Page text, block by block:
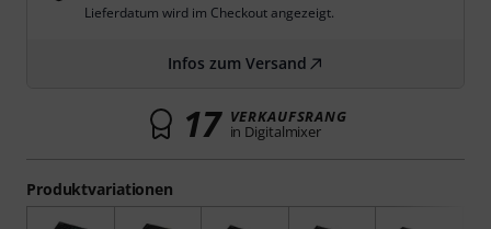
Produktvariationen
Lieferdatum wird im Checkout angezeigt.
Infos zum Versand
17 VERKAUFSRANG
in Digitalmixer